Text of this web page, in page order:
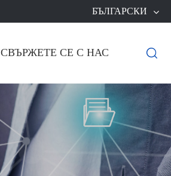
БЪЛГАРСКИ
СВЪРЖЕТЕ СЕ С НАС 